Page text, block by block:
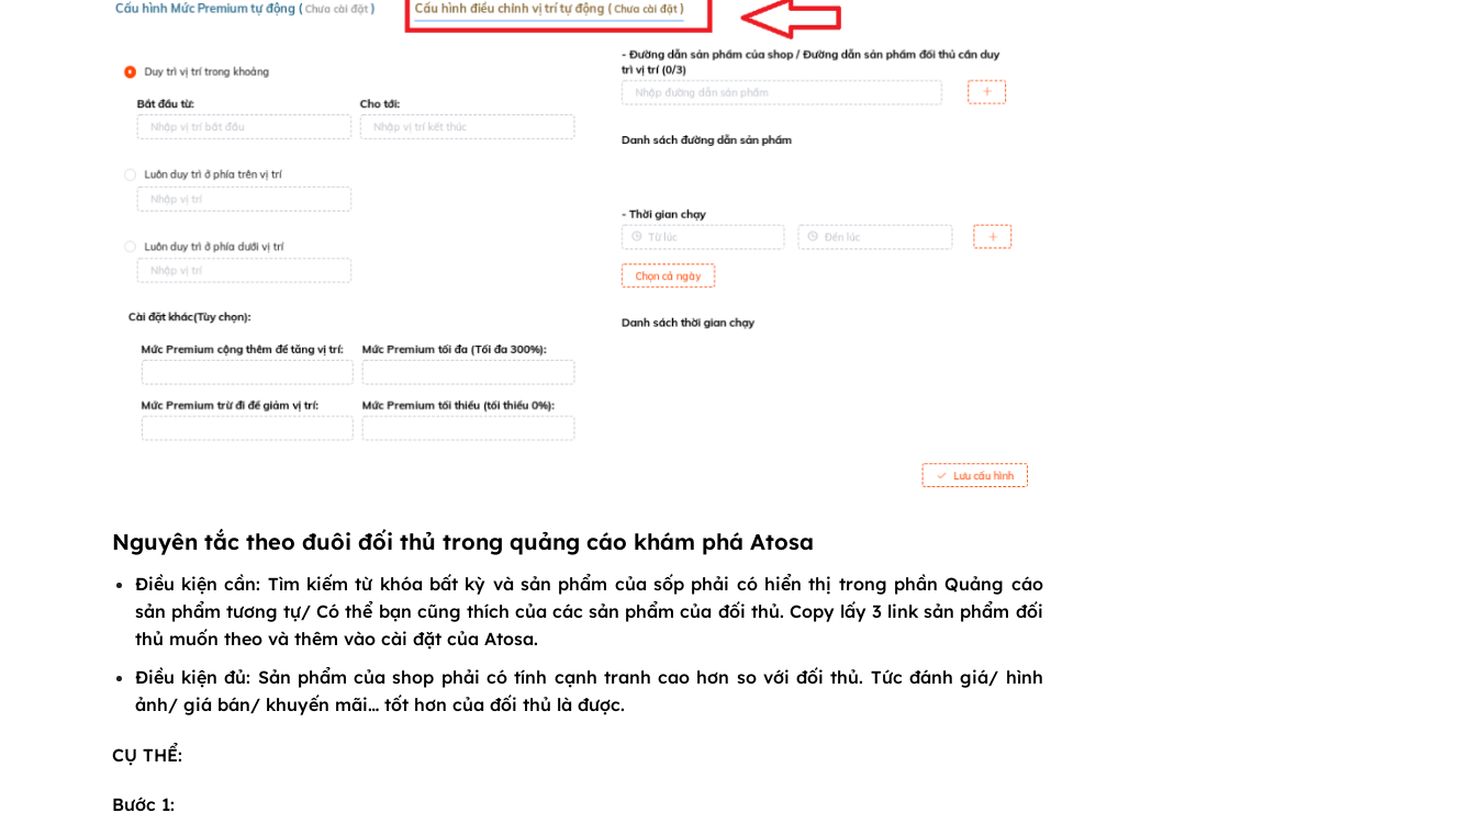
Nguyên tắc theo đuôi đối thủ trong quảng cáo khám phá Atosa
Điều kiện cần: Tìm kiếm từ khóa bất kỳ và sản phẩm của sốp phải có hiển thị trong phầnQuảng cáo
sản phẩm tương tự/ Có thể bạn cũng thích của các sản phẩm của đối thủ. Copy lấy 3 link sản phẩm đối
thủ muốn theo và thêm vào cài đặt của Atosa.
Điều kiện đủ: Sản phẩm của shop phải có tính cạnh tranh cao hơn so với đối thủ. Tức đánh giá/ hình
ảnh/ giá bán/ khuyến mãi… tốt hơn của đối thủ là được.
CỤ THỂ:
Bước 1: